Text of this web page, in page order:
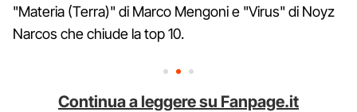
"Materia (Terra)" di Marco Mengoni e "Virus" di Noyz
Narcos che chiude la top 10.
Continua a leggere su Fanpage.it